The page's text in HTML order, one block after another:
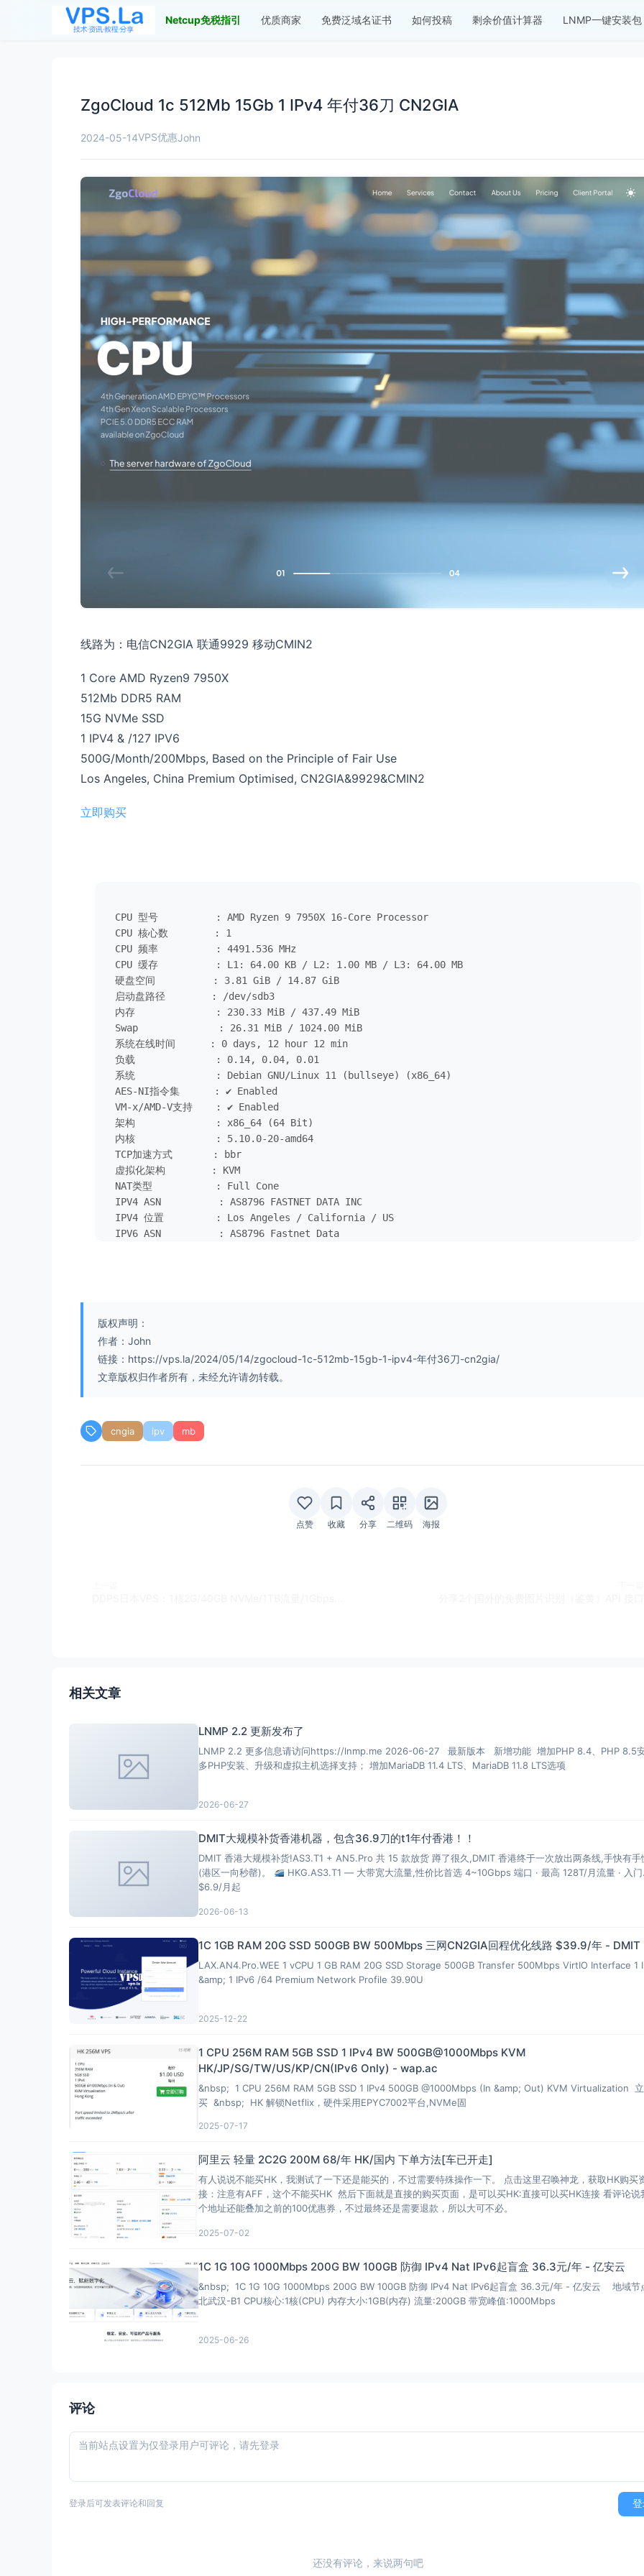
Netcup免税指引 优质商家 免费泛域名证书 如何投稿 剩余价值计算器 LNMP一键安装包
ZgoCloud 1c 512Mb 15Gb 1 IPv4 年付36刀 CN2GIA
2024-05-14VPS优惠John
线路为：电信CN2GIA 联通9929 移动CMIN2
1 Core AMD Ryzen9 7950X
512Mb DDR5 RAM
15G NVMe SSD
1 IPV4 & /127 IPV6
500G/Month/200Mbps, Based on the Principle of Fair Use
Los Angeles, China Premium Optimised, CN2GIA&9929&CMIN2
立即购买
CPU 型号          : AMD Ryzen 9 7950X 16-Core Processor
CPU 核心数        : 1
CPU 频率          : 4491.536 MHz
CPU 缓存          : L1: 64.00 KB / L2: 1.00 MB / L3: 64.00 MB
硬盘空间          : 3.81 GiB / 14.87 GiB
启动盘路径        : /dev/sdb3
内存              : 230.33 MiB / 437.49 MiB
Swap              : 26.31 MiB / 1024.00 MiB
系统在线时间      : 0 days, 12 hour 12 min
负载              : 0.14, 0.04, 0.01
系统              : Debian GNU/Linux 11 (bullseye) (x86_64)
AES-NI指令集      : ✔ Enabled
VM-x/AMD-V支持    : ✔ Enabled
架构              : x86_64 (64 Bit)
内核              : 5.10.0-20-amd64
TCP加速方式       : bbr
虚拟化架构        : KVM
NAT类型           : Full Cone
IPV4 ASN          : AS8796 FASTNET DATA INC
IPV4 位置         : Los Angeles / California / US
IPV6 ASN          : AS8796 Fastnet Data
---------------------内存测试--感谢lemonbench开源-----------------------
-> 内存测试 Test (Fast Mode, 1-Pass @ 5sec)
单线程读测试:                68562.58 MB/s
单线程写测试:                33903.66 MB/s
测试操作                写速度                                        读速度
100MB-4K Block                112 MB/s (27.32 IOPS, 0.94s)                178 MB/s (43451
  ------   | ---            ----  | ----           ----
Read       | 470.96 MB/s (117.7k) | 2.40 GB/s    (37.5k)
连接方式: 有图比 Video Server
有图比识别地域: 无信息(null)
连接方式: 有图比 Video Server
视频缓存节点地域: 美国  洛杉机(LAX31S13)
----------------Netflix----------------
您的出口IP完整解锁Netflix，支持非自制剧的观看
[IPv6]
您的出口IP完整解锁Netflix，支持非自制剧的观看
---------------DisneyPlus---------------
当前IPv4出口解锁DisneyPlus
区域：美国区
[IPv6]
当前IPv6出口解锁DisneyPlus
区域：美国区
解锁有图比，Netflix，DisneyPlus上面和下面进行比较，不同之处自行判断
以下为IPV4网络测试，若无IPV4网络则无输出
============[ Multination ]============
Dazn:                                        Yes (Region: US)
HotStar:                                Yes (Region: US)
Amazon Prime Video:                        Yes (Region: US)
TVBAnywhere+:                                Yes
iQyi Oversea Region:                        US
Viu.com:                                No
有图比 CDN:                                Los Angeles, CA
Spotify Registration:                        No
Steam Currency:                        USD
ChatGPT:                                Yes
Bing Region:                                US
Instagram Licensed Audio:                No
Disney+:                                Yes (Region: US)
Netflix:                                Yes (Region: US)
Amazon Prime Video:                        Unsupported
TVBAnywhere+:                                Failed (Network Connection)
Netflix Preferred CDN:                        Los Angeles, CA
版权声明：
作者：John
链接：https://vps.la/2024/05/14/zgocloud-1c-512mb-15gb-1-ipv4-年付36刀-cn2gia/
文章版权归作者所有，未经允许请勿转载。
cngia ipv mb
点赞 收藏 分享 二维码 海报
相关文章
LNMP 2.2 更新发布了
LNMP 2.2 更多信息请访问https://lnmp.me 2026-06-27 最新版本 新增功能 增加PHP 8.4、PHP 8.5安装、
多PHP安装、升级和虚拟主机选择支持； 增加MariaDB 11.4 LTS、MariaDB 11.8 LTS选项
2026-06-27
DMIT大规模补货香港机器，包含36.9刀的t1年付香港！！
DMIT 香港大规模补货!AS3.T1 + AN5.Pro 共 15 款放货 蹲了很久,DMIT 香港终于一次放出两条线,手快有手
(港区一向秒罄)。
HKG.AS3.T1 — 大带宽大流量,性价比首选 4~10Gbps 端口 · 最高 128T/月流量 · 入门
$6.9/月起
2026-06-13
1C 1GB RAM 20G SSD 500GB BW 500Mbps 三网CN2GIA回程优化线路 $39.9/年 - DMIT
LAX.AN4.Pro.WEE 1 vCPU 1 GB RAM 20G SSD Storage 500GB Transfer 500Mbps VirtIO Interface 1
&amp; 1 IPv6 /64 Premium Network Profile 39.90U
2025-12-22
1 CPU 256M RAM 5GB SSD 1 IPv4 BW 500GB@1000Mbps KVM
HK/JP/SG/TW/US/KP/CN(IPv6 Only) - wap.ac
&nbsp; 1 CPU 256M RAM 5GB SSD 1 IPv4 500GB @1000Mbps (In &amp; Out) KVM Virtualization
买 &nbsp; HK 解锁Netflix，硬件采用EPYC7002平台,NVMe固
2025-07-17
阿里云 轻量 2C2G 200M 68/年 HK/国内 下单方法[车已开走]
有人说说不能买HK，我测试了一下还是能买的，不过需要特殊操作一下。 点击这里召唤神龙，获取HK购买
接：注意有AFF，这个不能买HK 然后下面就是直接的购买页面，是可以买HK:直接可以买HK连接 看评论说
个地址还能叠加之前的100优惠券，不过最终还是需要退款，所以大可不必。
2025-07-02
1C 1G 10G 1000Mbps 200G BW 100GB 防御 IPv4 Nat IPv6起盲盒 36.3元/年 - 亿安云
&nbsp; 1C 1G 10G 1000Mbps 200G BW 100GB 防御 IPv4 Nat IPv6起盲盒 36.3元/年 - 亿安云 地域节
北武汉-B1 CPU核心:1核(CPU) 内存大小:1GB(内存) 流量:200GB 带宽峰值:1000Mbps
2025-06-26
评论
登录后可发表评论和回复
还没有评论，来说两句吧